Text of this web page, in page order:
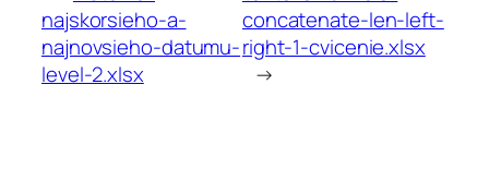
najskorsieho-a-
najnovsieho-datumu-
level-2.xlsx
concatenate-len-left-
right-1-cvicenie.xlsx
→